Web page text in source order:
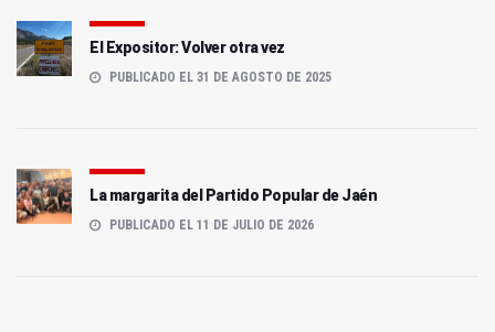
El Expositor: Volver otra vez
PUBLICADO EL 31 DE AGOSTO DE 2025
La margarita del Partido Popular de Jaén
PUBLICADO EL 11 DE JULIO DE 2026